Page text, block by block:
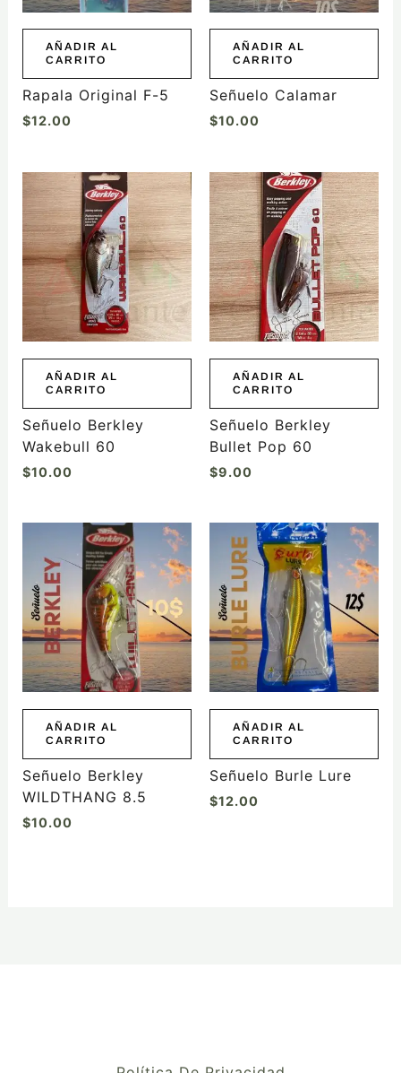
AÑADIR AL
CARRITO
Rapala Original F-5
$12.00
AÑADIR AL
CARRITO
Señuelo Calamar
$10.00
AÑADIR AL
CARRITO
Señuelo Berkley
Wakebull 60
$10.00
AÑADIR AL
CARRITO
Señuelo Berkley
Bullet Pop 60
$9.00
AÑADIR AL
CARRITO
Señuelo Berkley
WILDTHANG 8.5
$10.00
AÑADIR AL
CARRITO
Señuelo Burle Lure
$12.00